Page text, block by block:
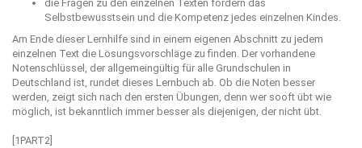
die Fragen zu den einzelnen Texten fördern das
Selbstbewusstsein und die Kompetenz jedes einzelnen Kindes.
Am Ende dieser Lernhilfe sind in einem eigenen Abschnitt zu jedem
einzelnen Text die Lösungsvorschläge zu finden. Der vorhandene
Notenschlüssel, der allgemeingültig für alle Grundschulen in
Deutschland ist, rundet dieses Lernbuch ab. Ob die Noten besser
werden, zeigt sich nach den ersten Übungen, denn wer sooft übt wie
möglich, ist bekanntlich immer besser als diejenigen, der nicht übt.
[1PART2]